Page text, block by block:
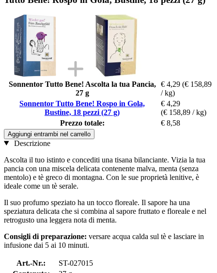
Sonnentor Tutto Bene! Ascolta la tua Pancia,
27 g
€ 4,29 (€ 158,89
/ kg)
Sonnentor Tutto Bene! Rospo in Gola,
Bustine, 18 pezzi (27 g)
€ 4,29
(€ 158,89 / kg)
Prezzo totale:
€ 8,58
Aggiungi entrambi nel carrello
Descrizione
Ascolta il tuo istinto e concediti una tisana bilanciante. Vizia la tua
pancia con una miscela delicata contenente malva, menta (senza
mentolo) e tè greco di montagna. Con le sue proprietà lenitive, è
ideale come un tè serale.
Il suo profumo speziato ha un tocco floreale. Il sapore ha una
speziatura delicata che si combina al sapore fruttato e floreale e nel
retrogusto una leggera nota di menta.
Consigli di preparazione: versare acqua calda sul tè e lasciare in
infusione dai 5 ai 10 minuti.
Art.-Nr.:
ST-027015